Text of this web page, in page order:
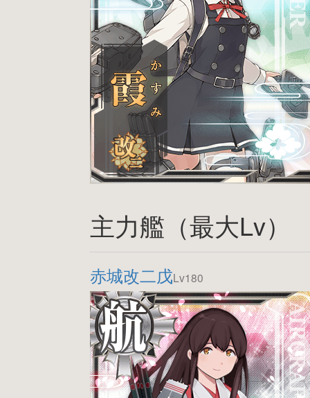
主力艦（最大Lv）
赤城改二戊Lv180